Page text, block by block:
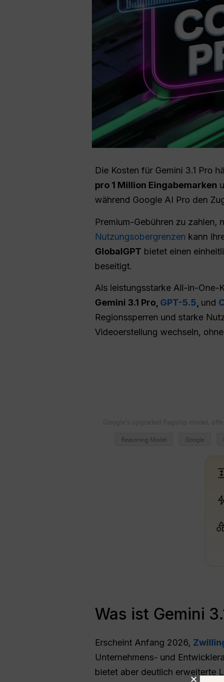
Die Kosten für Gemini 3.1 Pro
pro 1 Million Eingabemarken
während Google AI Pro den
Premium-Gebühren zu zahlen,
Nutzungsobergrenzen kann
GlobalGPT bietet einen
beseitigt.
Als leistungsstarke All-in-One-
Gemini 3.1 Pro, GPT-5.5 und
Regionssperren und starke
Videoerstellung wechseln,
Was ist Gemini
Erscheint Anfang 2026,
Unternehmens- und
bietet aber deutlich erweiterte